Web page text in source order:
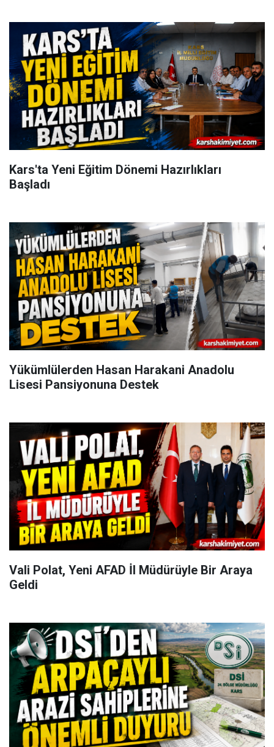
Kars'ta Yeni Eğitim Dönemi Hazırlıkları
Başladı
Yükümlülerden Hasan Harakani Anadolu
Lisesi Pansiyonuna Destek
Vali Polat, Yeni AFAD İl Müdürüyle Bir Araya
Geldi